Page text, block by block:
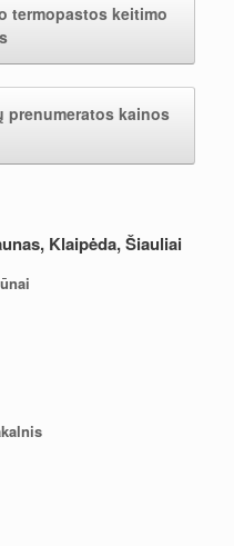
termopastos keitimo
prenumeratos kainos
Klaipėda, Šiauliai